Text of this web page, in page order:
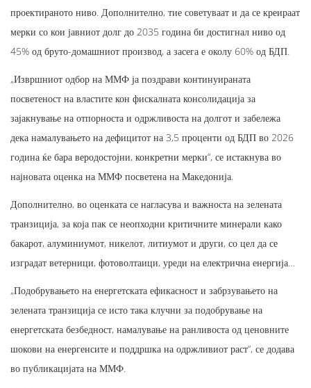
проектираното ниво. Дополнително, тие советуваат и да се креираат
мерки со кои јавниот долг до 2035 година би достигнал ниво од
45% од бруто-домашниот производ, а засега е околу 60% од БДП.
„Извршниот одбор на ММФ ја поздрави континуираната
посветеност на властите кон фискалната консолидација за
зајакнување на отпорноста и одржливоста на долгот и забележа
дека намалувањето на дефицитот на 3,5 проценти од БДП во 2026
година ќе бара веродостојни, конкретни мерки“, се истакнува во
најновата оценка на ММФ посветена на Македонија.
Дополнително, во оценката се нагласува и важноста на зелената
транзиција, за која пак се неопходни критичните минерали како
бакарот, алуминиумот, никелот, литиумот и други, со цел да се
изградат ветерници, фотоволтаици, уреди на електрична енергија…
„Подобрувањето на енергетската ефикасност и забрзувањето на
зелената транзиција се исто така клучни за подобрување на
енергетската безбедност, намалување на ранливоста од ценовните
шокови на енергенсите и поддршка на одржливиот раст“, се додава
во публикацијата на ММФ.